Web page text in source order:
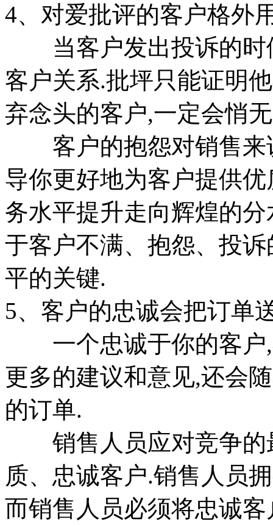
4、对爱批评的客户格外
当客户发出投诉的时
客户关系.批坪只能证明
弃念头的客户,一定会悄
客户的抱怨对销售来
导你更好地为客户提供
务水平提升走向辉煌的
于客户不满、抱怨、投
平的关键.
5、客户的忠诚会把订单
一个忠诚于你的客户,
更多的建议和意见,还会
的订单.
销售人员应对竞争的
质、忠诚客户.销售人员
而销售人员必须将忠诚